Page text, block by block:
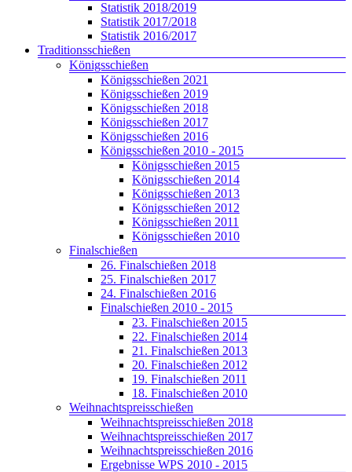
Statistik 2018/2019
Statistik 2017/2018
Statistik 2016/2017
Traditionsschießen
Königsschießen
Königsschießen 2021
Königsschießen 2019
Königsschießen 2018
Königsschießen 2017
Königsschießen 2016
Königsschießen 2010 - 2015
Königsschießen 2015
Königsschießen 2014
Königsschießen 2013
Königsschießen 2012
Königsschießen 2011
Königsschießen 2010
Finalschießen
26. Finalschießen 2018
25. Finalschießen 2017
24. Finalschießen 2016
Finalschießen 2010 - 2015
23. Finalschießen 2015
22. Finalschießen 2014
21. Finalschießen 2013
20. Finalschießen 2012
19. Finalschießen 2011
18. Finalschießen 2010
Weihnachtspreisschießen
Weihnachtspreisschießen 2018
Weihnachtspreisschießen 2017
Weihnachtspreisschießen 2016
Ergebnisse WPS 2010 - 2015